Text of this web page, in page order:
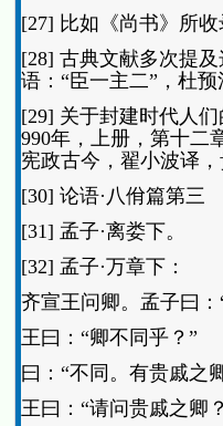
[27] 比如《尚书》所
[28] 古典文献多次提
语：“臣一主二”，杜
[29] 关于封建时代人
990年，上册，第十二
宪政古今，翟小波译
[30] 论语·八佾篇第三
[31] 孟子·离娄下。
[32] 孟子·万章下：
齐宣王问卿。孟子曰
王曰：“卿不同乎？”
曰：“不同。有贵戚之
王曰：“请问贵戚之卿